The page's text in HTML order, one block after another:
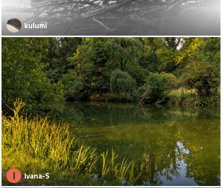
kulumi
I Ivana-S